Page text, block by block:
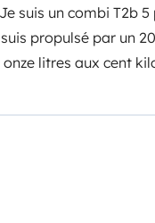
Je suis un combi T2b
propulsé par un
litres aux cent
peux accueillir à
loger
photos,